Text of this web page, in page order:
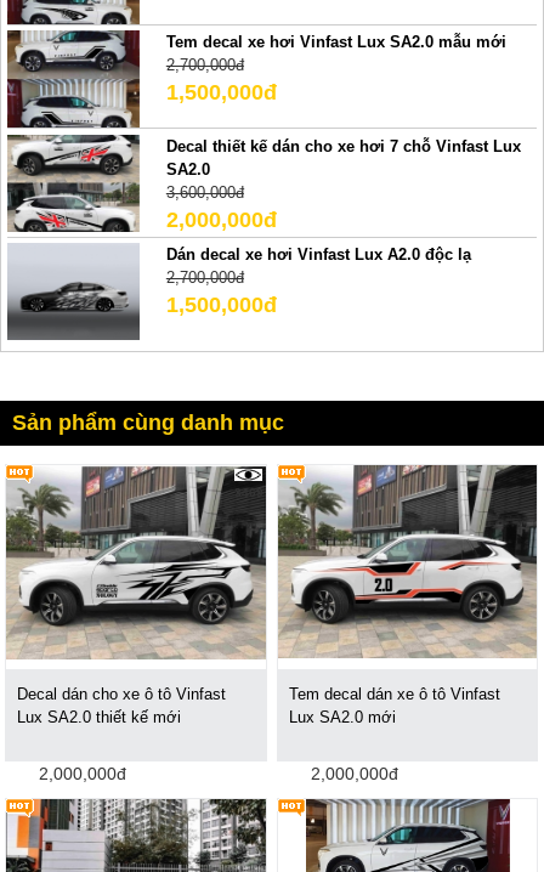
Tem decal xe hơi Vinfast Lux SA2.0 mẫu mới
2,700,000đ
1,500,000đ
Decal thiết kế dán cho xe hơi 7 chỗ Vinfast Lux
SA2.0
3,600,000đ
2,000,000đ
Dán decal xe hơi Vinfast Lux A2.0 độc lạ
2,700,000đ
1,500,000đ
Sản phẩm cùng danh mục
3469
Decal dán cho xe ô tô Vinfast
Lux SA2.0 thiết kế mới
2,000,000đ
Tem decal dán xe ô tô Vinfast
Lux SA2.0 mới
2,000,000đ